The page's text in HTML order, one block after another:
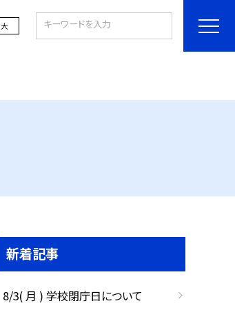
大
新着記事
8/3( 月 ) 学校閉庁日について